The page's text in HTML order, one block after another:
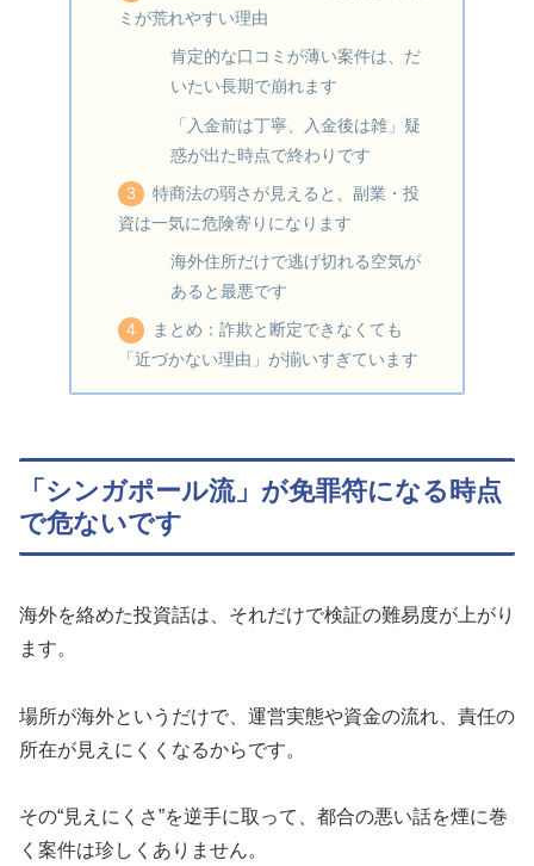
ミが荒れやすい理由
肯定的な口コミが薄い案件は、だ
いたい長期で崩れます
「入金前は丁寧、入金後は雑」疑
惑が出た時点で終わりです
特商法の弱さが見えると、副業・投
資は一気に危険寄りになります
海外住所だけで逃げ切れる空気が
あると最悪です
まとめ：詐欺と断定できなくても
「近づかない理由」が揃いすぎています
「シンガポール流」が免罪符になる時点
で危ないです
海外を絡めた投資話は、それだけで検証の難易度が上がり
ます。
場所が海外というだけで、運営実態や資金の流れ、責任の
所在が見えにくくなるからです。
その“見えにくさ”を逆手に取って、都合の悪い話を煙に巻
く案件は珍しくありません。